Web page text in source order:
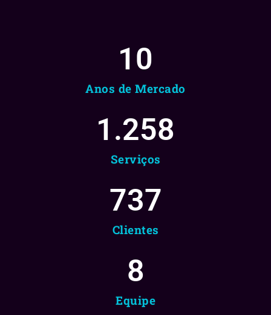
Anos de Mercado
10
Serviços
1.258
Clientes
737
Equipe
8